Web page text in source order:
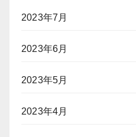
2023年7月
2023年6月
2023年5月
2023年4月